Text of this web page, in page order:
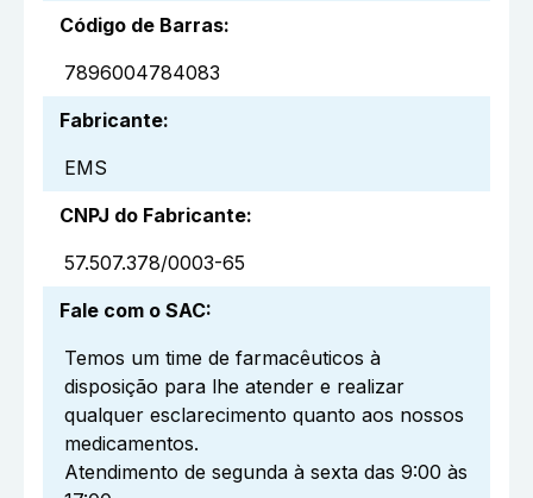
Código de Barras:
7896004784083
Fabricante:
EMS
CNPJ do Fabricante:
57.507.378/0003-65
Fale com o SAC:
Temos um time de farmacêuticos à
disposição para lhe atender e realizar
qualquer esclarecimento quanto aos nossos
medicamentos.
Atendimento de segunda à sexta das 9:00 às